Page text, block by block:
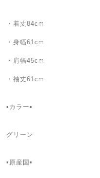
・着丈84cm
・身幅61cm
・肩幅45cm
・袖丈61cm
▪️カラー▪️
グリーン
▪️原産国▪️